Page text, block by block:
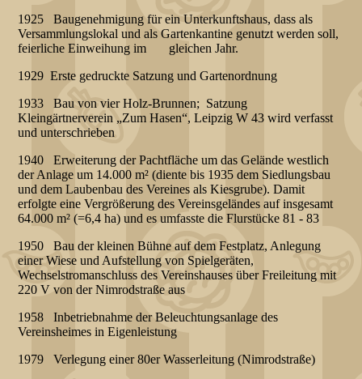
1925 Baugenehmigung für ein Unterkunftshaus, dass als
Versammlungslokal und als Gartenkantine genutzt werden soll,
feierliche Einweihung im gleichen Jahr.
1929 Erste gedruckte Satzung und Gartenordnung
1933 Bau von vier Holz-Brunnen; Satzung
Kleingärtnerverein „Zum Hasen“, Leipzig W 43 wird verfasst
und unterschrieben
1940 Erweiterung der Pachtfläche um das Gelände westlich
der Anlage um 14.000 m² (diente bis 1935 dem Siedlungsbau
und dem Laubenbau des Vereines als Kiesgrube). Damit
erfolgte eine Vergrößerung des Vereinsgeländes auf insgesamt
64.000 m² (=6,4 ha) und es umfasste die Flurstücke 81 - 83
1950 Bau der kleinen Bühne auf dem Festplatz, Anlegung
einer Wiese und Aufstellung von Spielgeräten,
Wechselstromanschluss des Vereinshauses über Freileitung mit
220 V von der Nimrodstraße aus
1958 Inbetriebnahme der Beleuchtungsanlage des
Vereinsheimes in Eigenleistung
1979 Verlegung einer 80er Wasserleitung (Nimrodstraße)